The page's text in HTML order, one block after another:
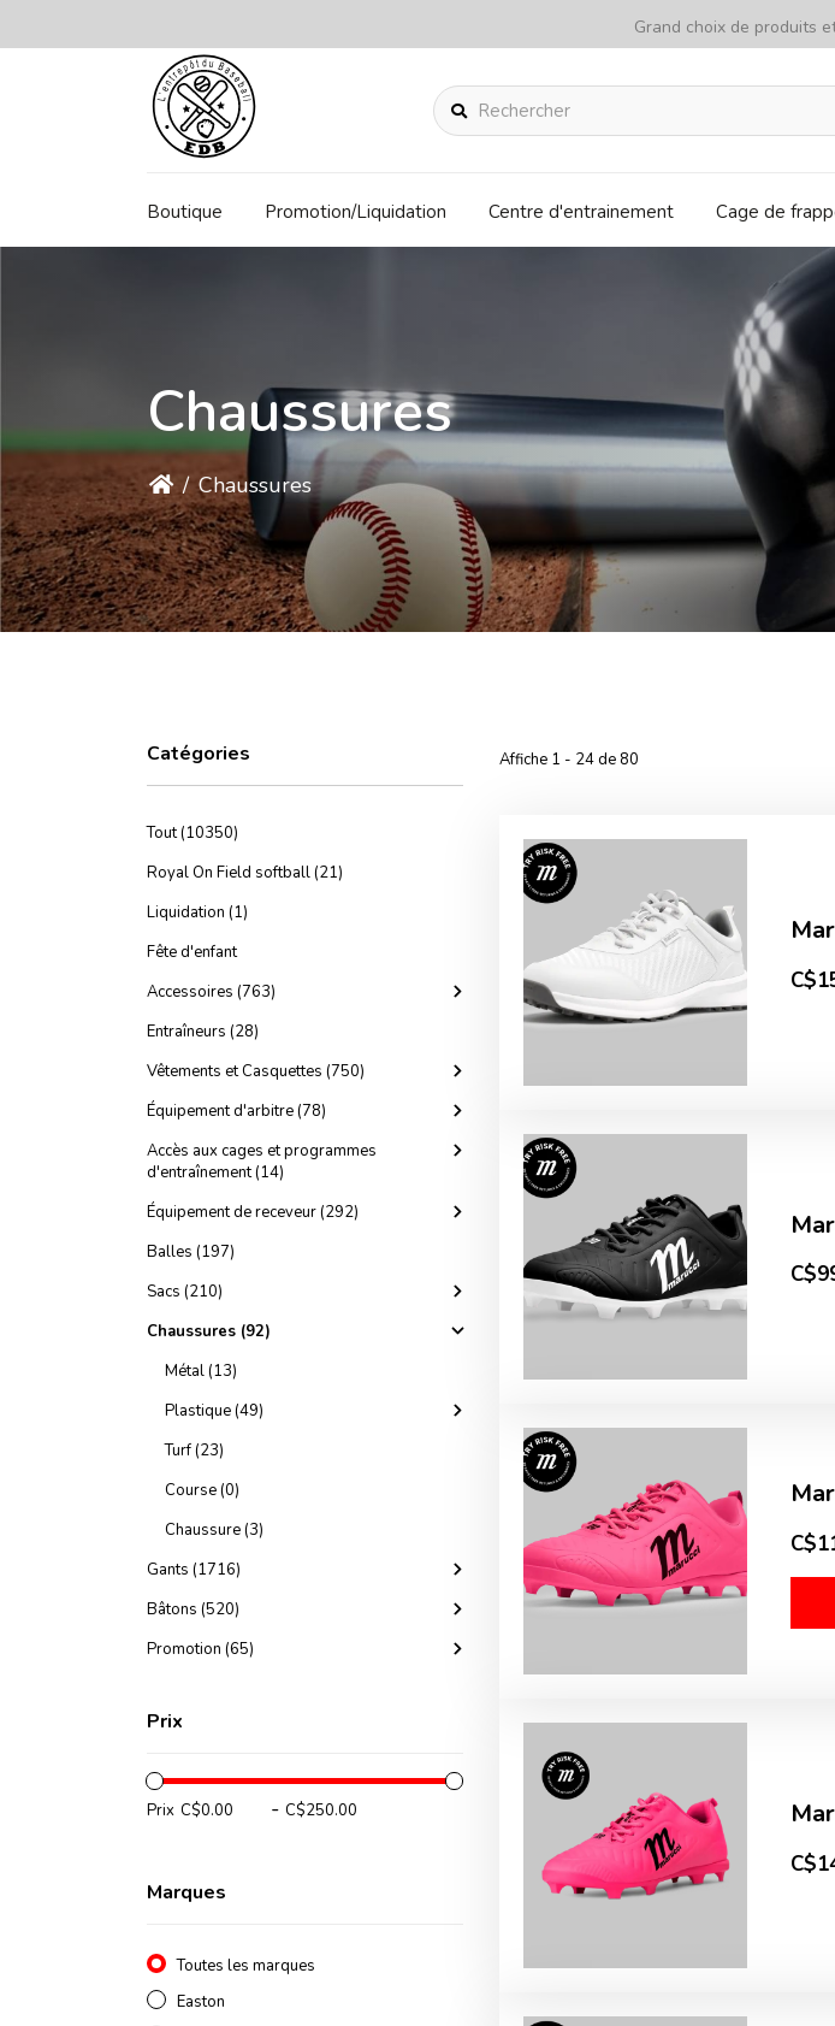
Grand choix de produits
Rechercher
Boutique Promotion/Liquidation Centre d'entrainement Cage de
Chaussures
/ Chaussures
Catégories
Tout (10350)
Royal On Field softball (21)
Liquidation (1)
Fête d'enfant
Accessoires (763)
Entraîneurs (28)
Vêtements et Casquettes (750)
Équipement d'arbitre (78)
Accès aux cages et programmes
d'entraînement (14)
Équipement de receveur (292)
Balles (197)
Sacs (210)
Chaussures (92)
Métal (13)
Plastique (49)
Turf (23)
Course (0)
Chaussure (3)
Gants (1716)
Bâtons (520)
Promotion (65)
Prix
Prix -
Marques
Toutes les marques
Easton
Affiche 1 - 24 de 80